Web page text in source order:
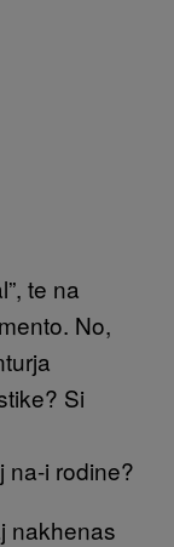
te na
No,
Si
na-i rodine?
nakhenas